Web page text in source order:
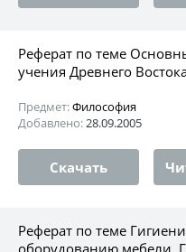
Реферат по теме
учения Древнего
Предмет:Философия
Добавлено:28.09.2005
Скачать
Реферат по теме
оборудованию мебели.